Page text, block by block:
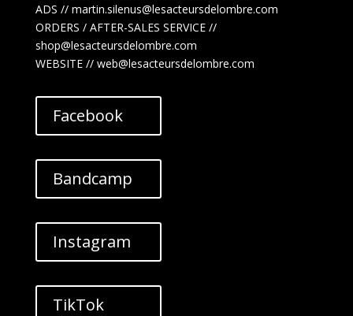
ADS // martin.silenus@lesacteursdelombre.com
ORDERS / AFTER-SALES SERVICE //
shop@lesacteursdelombre.com
WEBSITE // web@lesacteursdelombre.com
Facebook
Bandcamp
Instagram
TikTok